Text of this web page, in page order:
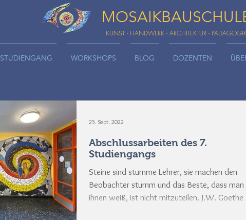
KUNST - HANDWERK - ARCHITEKTUR -
STUDIENGANG WORKSHOPS BLOG DOZENTEN
Abschlussarbeiten des 7.
Studiengangs
Steine sind stumme Lehrer, sie machen den
Beobachter stumm und das Beste, dass
ihnen weiß, ist nicht mitzuteilen. J.W. Goethe Die
25. Sept. 2022